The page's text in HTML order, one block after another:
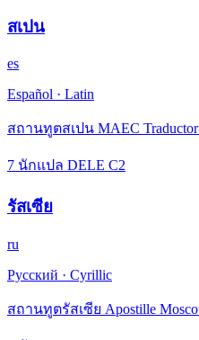
สเปน
es
Español · Latin
สถานทูตสเปน MAEC Traductor
7 นักแปล DELE C2
รัสเซีย
ru
Русский · Cyrillic
สถานทูตรัสเซีย Apostille